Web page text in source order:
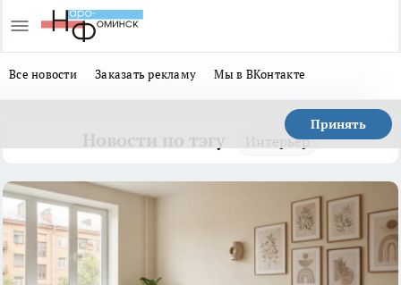
Все новости Заказать рекламу Мы в ВКонтакте
Принять
Интерьер